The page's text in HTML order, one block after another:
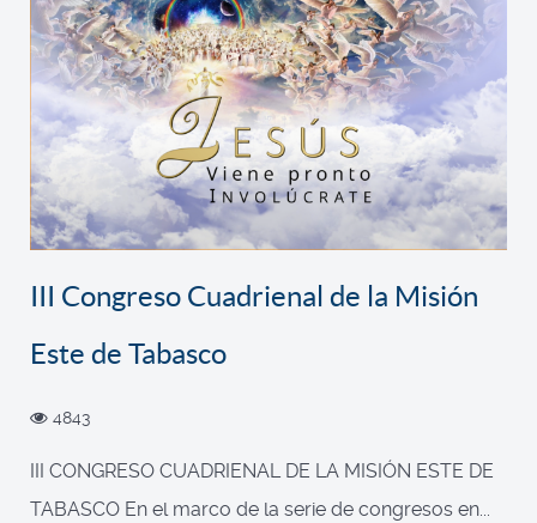
III Congreso Cuadrienal de la Misión
Este de Tabasco
4843
III CONGRESO CUADRIENAL DE LA MISIÓN ESTE DE
TABASCO En el marco de la serie de congresos en...